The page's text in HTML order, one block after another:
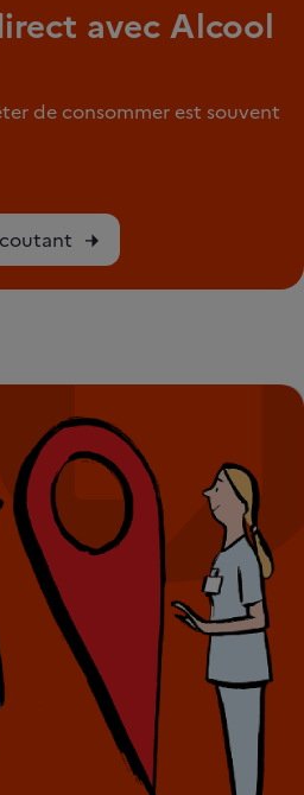
avec Alcool
de consommer est souvent